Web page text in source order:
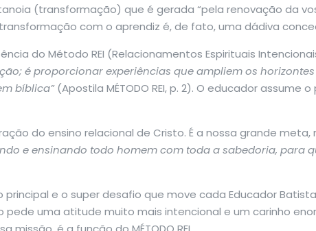
(transformação) que é gerada “pela renovação da
com o aprendiz é, de fato, uma dádiva
do Método REI (Relacionamentos Espirituais
é proporcionar experiências que ampliem os
bíblica”(Apostila MÉTODO REI, p. 2). O educador
do ensino relacional de Cristo. É a nossa grande
e ensinando todo homem com toda a sabedoria, para
e o super desafio que move cada Educador
pede uma atitude muito mais intencional e um carinho